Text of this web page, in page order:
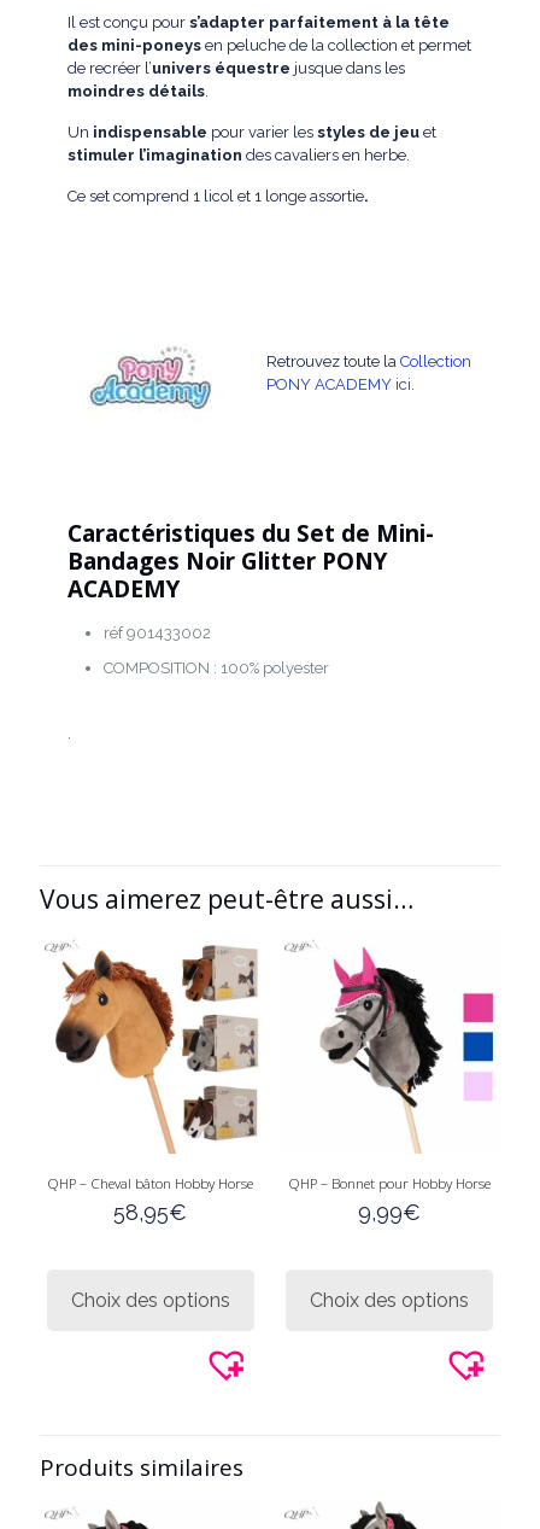
Il est conçu pour s’adapter parfaitement à la tête
des mini-poneys en peluche de la collection et permet
de recréer l’univers équestre jusque dans les
moindres détails.
Un indispensable pour varier les styles de jeu et
stimuler l’imagination des cavaliers en herbe.
Ce set comprend 1 licol et 1 longe assortie.
Retrouvez toute laCollection
PONY ACADEMY ici.
Caractéristiques du Set de Mini-
Bandages Noir Glitter PONY
ACADEMY
réf 901433002
COMPOSITION : 100% polyester
.
Vous aimerez peut-être aussi…
QHP – Cheval bâton Hobby Horse
58,95€
Choix des options
QHP – Bonnet pour Hobby Horse
9,99€
Choix des options
Produits similaires